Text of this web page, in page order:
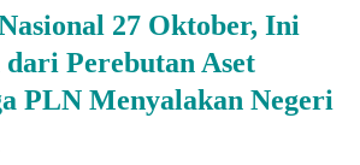
27 Oktober, Ini
dari Perebutan Aset
PLN Menyalakan Negeri